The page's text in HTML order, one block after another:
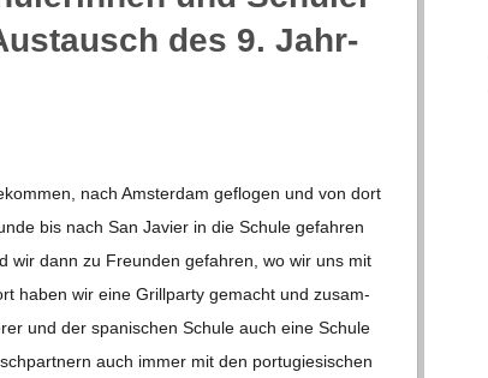
des 9. Jahr­
nach Ams­ter­dam geflo­gen und von dort
bis nach San Javier in die Schule gefah­ren
wir dann zu Freun­den gefah­ren, wo wir uns mit
haben wir eine Grill­party gemacht und zusam­
und der spa­ni­schen Schule auch eine Schule
auch immer mit den por­tu­gie­si­schen